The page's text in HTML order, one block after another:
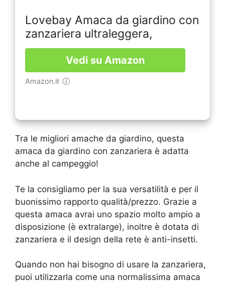
Lovebay Amaca da giardino con
zanzariera ultraleggera,
Vedi su Amazon
Amazon.it
Tra le migliori amache da giardino, questa
amaca da giardino con zanzariera è adatta
anche al campeggio!
Te la consigliamo per la sua versatilità e per il
buonissimo rapporto qualità/prezzo. Grazie a
questa amaca avrai uno spazio molto ampio a
disposizione (è extralarge), inoltre è dotata di
zanzariera e il design della rete è anti-insetti.
Quando non hai bisogno di usare la zanzariera,
puoi utilizzarla come una normalissima amaca